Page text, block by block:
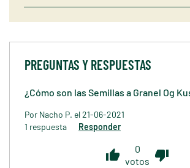
PREGUNTAS Y RESPUESTAS
¿Cómo son las Semillas a Granel Og
Por Nacho P. el 21-06-2021
1 respuesta
Responder
thumb_up
0
votos thumb_down